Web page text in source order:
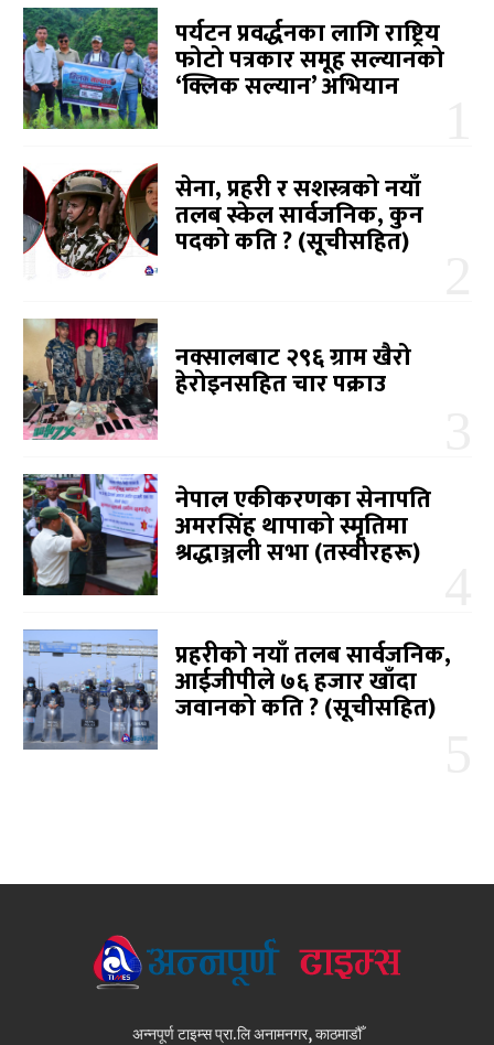
पर्यटन प्रवर्द्धनका लागि राष्ट्रिय
फोटो पत्रकार समूह सल्यानको
‘क्लिक सल्यान’ अभियान
सेना, प्रहरी र सशस्त्रको नयाँ
तलब स्केल सार्वजनिक, कुन
पदको कति ? (सूचीसहित)
नक्सालबाट २९६ ग्राम खैरो
हेरोइनसहित चार पक्राउ
नेपाल एकीकरणका सेनापति
अमरसिंह थापाको स्मृतिमा
श्रद्धाञ्जली सभा (तस्वीरहरू)
प्रहरीको नयाँ तलब सार्वजनिक,
आईजीपीले ७६ हजार खाँदा
जवानको कति ? (सूचीसहित)
अन्नपूर्ण टाइम्स प्रा.लि अनामनगर, काठमाडौँ